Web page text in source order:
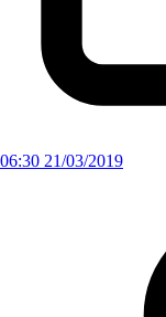
06:30 21/03/2019